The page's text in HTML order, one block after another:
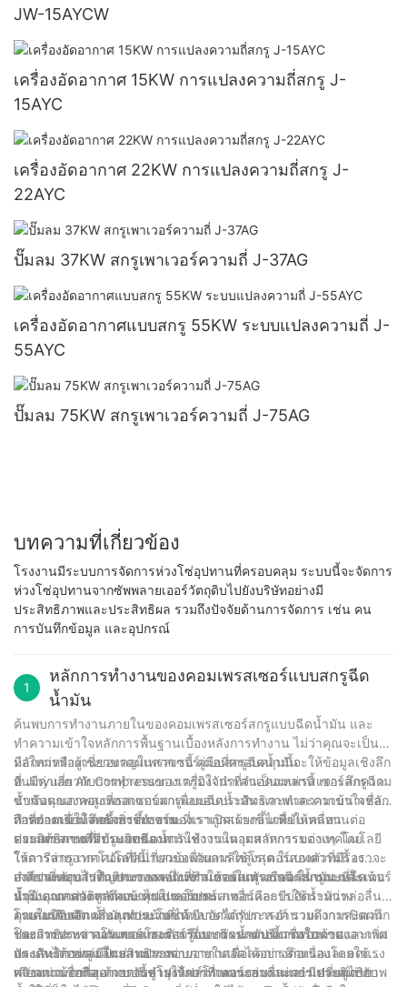
JW-15AYCW
เครื่องอัดอากาศ 15KW การแปลงความถี่สกรู J-
15AYC
เครื่องอัดอากาศ 22KW การแปลงความถี่สกรู J-
22AYC
ปั๊มลม 37KW สกรูเพาเวอร์ความถี่ J-37AG
เครื่องอัดอากาศแบบสกรู 55KW ระบบแปลงความถี่ J-
55AYC
ปั๊มลม 75KW สกรูเพาเวอร์ความถี่ J-75AG
บทความที่เกี่ยวข้อง
โรงงานมีระบบการจัดการห่วงโซ่อุปทานที่ครอบคลุม ระบบนี้จะจัดการ
ห่วงโซ่อุปทานจากซัพพลายเออร์วัตถุดิบไปยังบริษัทอย่างมี
ประสิทธิภาพและประสิทธิผล รวมถึงปัจจัยด้านการจัดการ เช่น คน
การบันทึกข้อมูล และอุปกรณ์
1
หลักการทำงานของคอมเพรสเซอร์แบบสกรูฉีด
น้ำมัน
ค้นพบการทำงานภายในของคอมเพรสเซอร์สกรูแบบฉีดน้ำมัน และ
ทำความเข้าใจหลักการพื้นฐานเบื้องหลังการทำงาน ไม่ว่าคุณจะเป็น
มือใหม่หรือผู้เชี่ยวชาญในสาขานี้ คู่มือที่ครอบคลุมนี้จะให้ข้อมูลเชิงลึก
อันมีค่าเกี่ยวกับการทำงานของเครื่องจักรที่จำเป็นเหล่านี้ เจาะลึกความ
ซับซ้อนของคอมเพรสเซอร์สกรูแบบฉีดน้ำมัน และทำความเข้าใจหลัก
การทำงานให้ลึกซึ้งยิ่งขึ้น ขณะที่เราเปิดเผยกลไกที่ขับเคลื่อน
ประสิทธิภาพที่มีประสิทธิภาพ
หลักการทำงานของคอมเพรสเซอร์แบบสกรูฉีดน้ำมัน
ที่ Jinyuan Air Compressor เราภูมิใจนำเสนอคอมเพรสเซอร์สกรูฉีด
น้ำมันคุณภาพสูงที่ออกแบบมาเพื่อมอบประสิทธิภาพและความน่าเชื่อ
ถือที่ยอดเยี่ยม คอมเพรสเซอร์ของเราถูกสร้างขึ้นเพื่อให้ทนทานต่อ
ความต้องการที่เข้มงวดของการใช้งานในอุตสาหกรรมต่างๆ โดย
ให้การจ่ายอากาศอัดที่สม่ำเสมอเพื่อผลผลิตสูงสุด ในบทความนี้ เราจะ
สำรวจหลักการทำงานของคอมเพรสเซอร์สกรูแบบฉีดน้ำมัน และเน้น
ย้ำถึงคุณสมบัติหลักและคุณประโยชน์
ทำความเข้าใจหลักการทำงาน
คอมเพรสเซอร์สกรูแบบฉีดน้ำมันทำงานตามหลักการของเทคโนโลยี
โรตารีสกรู เทคโนโลยีนี้เกี่ยวข้องกับการใช้โรเตอร์สองตัวที่มีร่อง
เกลียวที่หมุนไปในทิศทางตรงกันข้ามภายในตัวเรือน ในขณะที่โรเตอร์
หมุน อากาศจะถูกดึงเข้าไปในคอมเพรสเซอร์และบีบอัดระหว่าง
โรเตอร์กับตัวเครื่อง กระบวนการบีบอัดได้รับการอำนวยความสะดวก
โดยการประสานกันของโรเตอร์ ซึ่งจะช่วยลดปริมาตรอากาศและเพิ่ม
แรงดันได้อย่างมีประสิทธิภาพ
องค์ประกอบสำคัญประการหนึ่งที่ทำให้คอมเพรสเซอร์สกรูแบบฉีด
น้ำมันแตกต่างจากคอมเพรสเซอร์ประเภทอื่นคือการใช้น้ำมันหล่อลื่น
ภายในห้องอัด น้ำมันทำหน้าที่ได้หลายวัตถุประสงค์ รวมถึงการปิดผนึก
ช่องว่างระหว่างโรเตอร์และตัวเรือน การระบายความร้อนของอากาศ
อัด และการหล่อลื่นส่วนประกอบภายในเพื่อลดการสึกหรอและลดแรง
เสียดทาน การออกแบบนี้ช่วยให้การทำงานราบรื่นและมีประสิทธิภาพ
คุณสมบัติหลักและคุณประโยชน์
ประสิทธิภาพ: คอมเพรสเซอร์สกรูแบบฉีดน้ำมันขึ้นชื่อในด้าน
ประสิทธิภาพสูง โดยสามารถจ่ายอากาศอัดได้อย่างต่อเนื่องโดยใช้
พลังงานน้อยที่สุด การจับคู่โปรไฟล์โรเตอร์อย่างแม่นยำ ควบคู่ไปกับ
ความน่าเชื่อถือ: ด้วยการบำรุงรักษาที่เหมาะสมและการเปลี่ยนถ่าย